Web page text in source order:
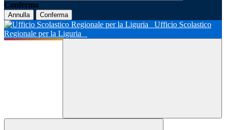
Conferma
Annulla Conferma
Ufficio Scolastico
Regionale per la Liguria